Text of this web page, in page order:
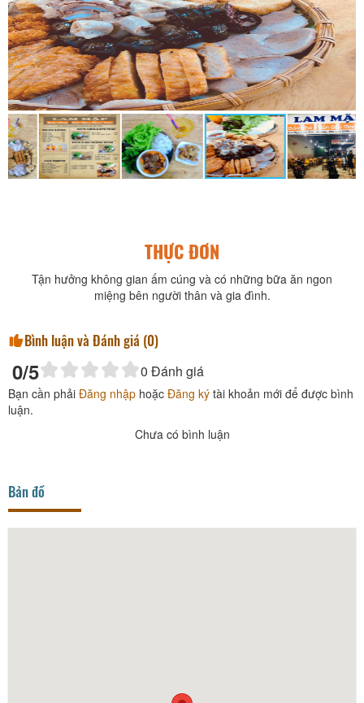
THỰC ĐƠN
Tận hưởng không gian ấm cúng và có những bữa ăn ngon
miệng bên người thân và gia đình.
Bình luận và Đánh giá (0)
0/5 0 Đánh giá
Bạn cần phải Đăng nhập hoặc Đăng ký tài khoản mới để được bình
luận.
Chưa có bình luận
Bản đồ